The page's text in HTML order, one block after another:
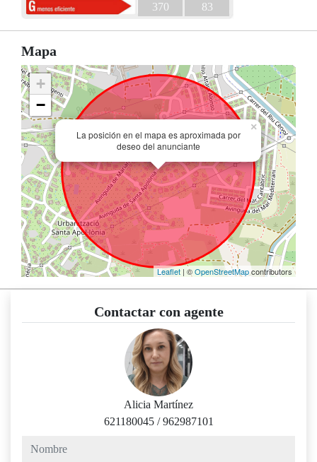
370 83
Mapa
La posición en el mapa es aproximada por
deseo del anunciante
×
+
−
Leaflet | ©OpenStreetMapcontributors
Contactar con agente
Alicia Martínez
621180045 /962987101
nombre